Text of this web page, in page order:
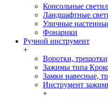
Консольные
Ландшафтные
Уличные
Фонарики
Ручной инструмент
+
Воротки,
Зажимы типа
Замки навесные,
Инструмент
+